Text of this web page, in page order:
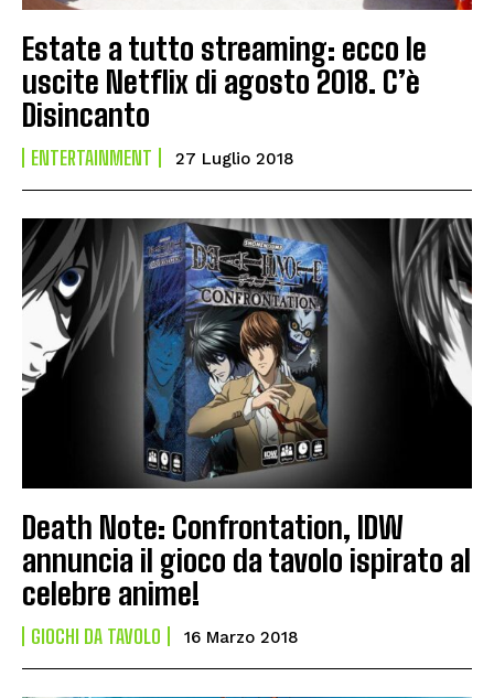
Estate a tutto streaming: ecco le
uscite Netflix di agosto 2018. C’è
Disincanto
ENTERTAINMENT 27 Luglio 2018
Death Note: Confrontation, IDW
annuncia il gioco da tavolo ispirato al
celebre anime!
GIOCHI DA TAVOLO 16 Marzo 2018